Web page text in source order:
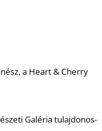
a Heart & Cherry
Galéria tulajdonos-